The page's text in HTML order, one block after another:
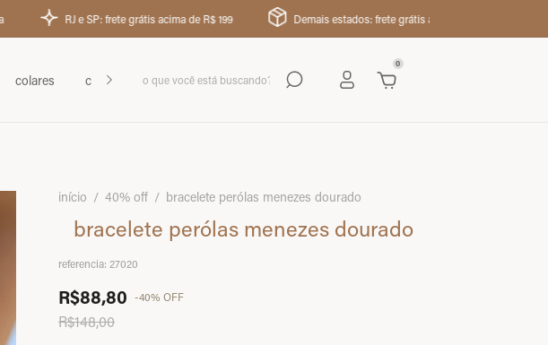
RJ e SP: frete grátis acima de R$ 199 Demais estados: frete grátis a partir de R$350
colares chokers pulseiras anéis pingentes acessórios
0
início / 40% off / bracelete perólas menezes dourado
bracelete perólas menezes dourado
referencia: 27020
R$88,80 -40% OFF
R$148,00